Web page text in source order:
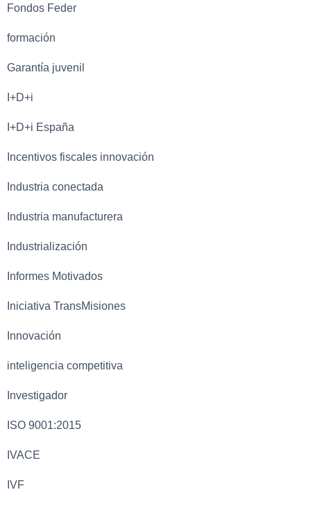
Fondos Feder
formación
Garantía juvenil
I+D+i
I+D+i España
Incentivos fiscales innovación
Industria conectada
Industria manufacturera
Industrialización
Informes Motivados
Iniciativa TransMisiones
Innovación
inteligencia competitiva
Investigador
ISO 9001:2015
IVACE
IVF